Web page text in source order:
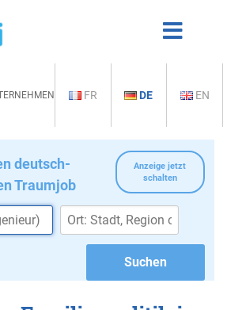
FR DE EN
Anzeige jetzt
schalten
deutsch-
Traumjob